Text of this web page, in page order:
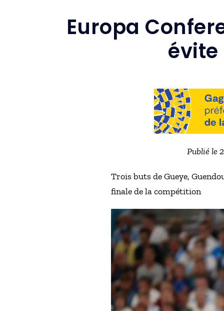
Europa
Publié le
Trois buts de Gueye,
finale de la compétition